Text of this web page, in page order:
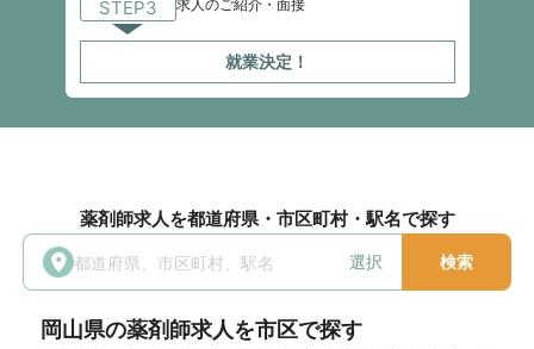
STEP3 求人のご紹介・面接
就業決定！
薬剤師求人を都道府県・市区町村・駅名で探す
選択 検索
岡山県の薬剤師求人を市区で探す